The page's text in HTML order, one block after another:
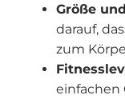
Größe
darauf,
zum
einfachen